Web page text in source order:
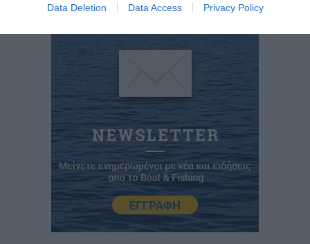
Data Deletion Data Access Privacy Policy
Ηλεκτρονικό Μητρώο Πλοίων